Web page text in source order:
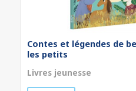
Contes et légendes de
les petits
Livres jeunesse